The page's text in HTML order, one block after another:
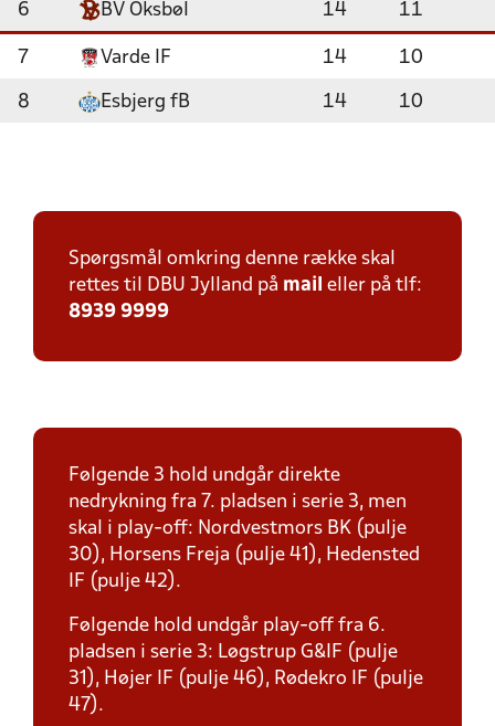
6 BV Oksbøl 14 11
7 Varde IF 14 10
8 Esbjerg fB 14 10
Spørgsmål omkring denne række skal
rettes til DBU Jylland på mail eller på tlf:
8939 9999
Følgende 3 hold undgår direkte
nedrykning fra 7. pladsen i serie 3, men
skal i play-off: Nordvestmors BK (pulje
30), Horsens Freja (pulje 41), Hedensted
IF (pulje 42).
Følgende hold undgår play-off fra 6.
pladsen i serie 3: Løgstrup G&IF (pulje
31), Højer IF (pulje 46), Rødekro IF (pulje
47).